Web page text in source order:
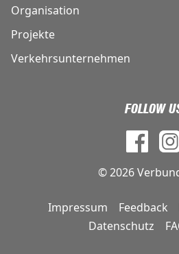
Organisation
Projekte
Verkehrsunternehmen
FOLLOW
© 2026
Impressum Feedback
Datenschutz